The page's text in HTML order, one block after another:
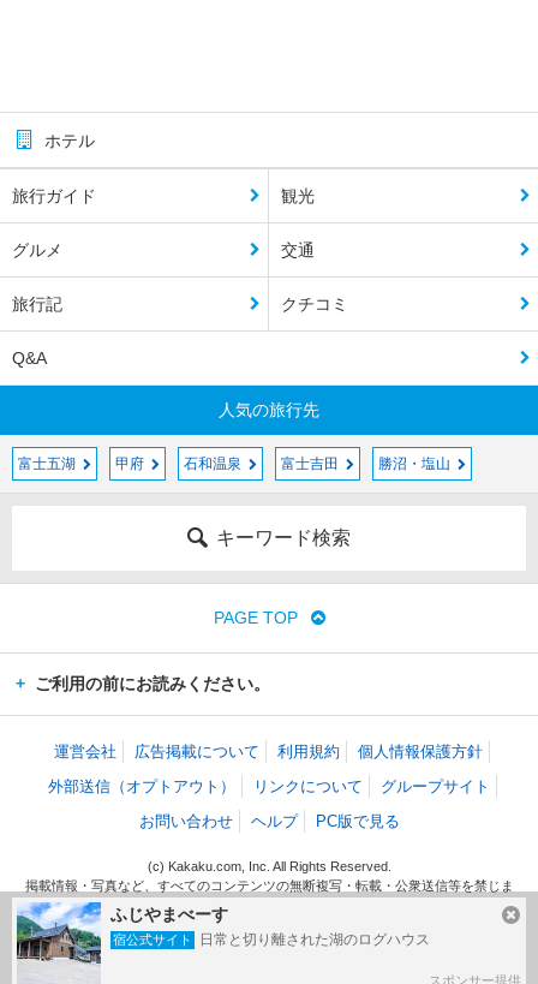
ふじやまべーす
宿公式サイト 日常と切り離された湖のログハウス
スポンサー提供
ホテル
旅行ガイド 観光
グルメ 交通
旅行記 クチコミ
Q&A
人気の旅行先
富士五湖 甲府 石和温泉 富士吉田 勝沼・塩山
キーワード検索
PAGE TOP
ご利用の前にお読みください。
運営会社 広告掲載について 利用規約
個人情報保護方針
外部送信（オプトアウト）
リンクについて
グループサイト
お問い合わせ
ヘルプ PC版で見る
(c) Kakaku.com, Inc. All Rights Reserved.
掲載情報・写真など、すべてのコンテンツの無断複写・転載・公衆送信等を禁じま